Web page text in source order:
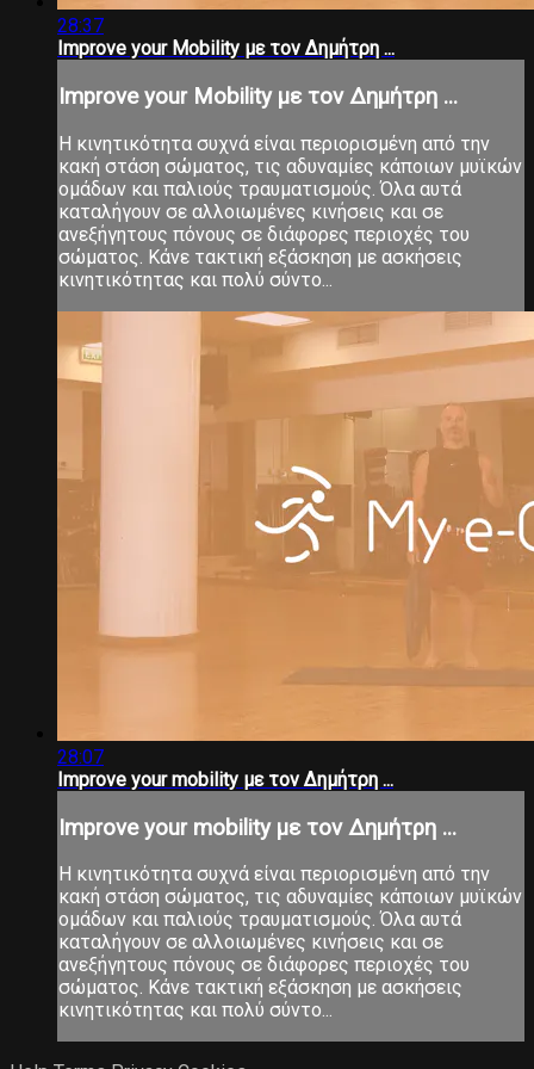
28:37
Improve your Mobility με τον Δημήτρη ...
Improve your Mobility με τον Δημήτρη ...
Η κινητικότητα συχνά είναι περιορισμένη από την
κακή στάση σώματος, τις αδυναμίες κάποιων μυϊκών
ομάδων και παλιούς τραυματισμούς. Όλα αυτά
καταλήγουν σε αλλοιωμένες κινήσεις και σε
ανεξήγητους πόνους σε διάφορες περιοχές του
σώματος. Κάνε τακτική εξάσκηση με ασκήσεις
κινητικότητας και πολύ σύντο...
28:07
Improve your mobility με τον Δημήτρη ...
Improve your mobility με τον Δημήτρη ...
Η κινητικότητα συχνά είναι περιορισμένη από την
κακή στάση σώματος, τις αδυναμίες κάποιων μυϊκών
ομάδων και παλιούς τραυματισμούς. Όλα αυτά
καταλήγουν σε αλλοιωμένες κινήσεις και σε
ανεξήγητους πόνους σε διάφορες περιοχές του
σώματος. Κάνε τακτική εξάσκηση με ασκήσεις
κινητικότητας και πολύ σύντο...